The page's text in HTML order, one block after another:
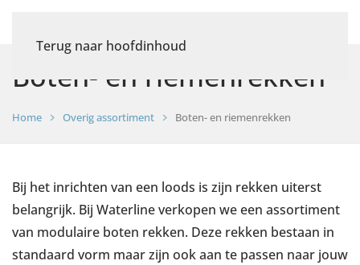
Terug naar hoofdinhoud
Boten- en riemenrekken
Home Overig assortiment Boten- en riemenrekken
Bij het inrichten van een loods is zijn rekken uiterst
belangrijk. Bij Waterline verkopen we een assortiment
van modulaire boten rekken. Deze rekken bestaan in
standaard vorm maar zijn ook aan te passen naar jouw